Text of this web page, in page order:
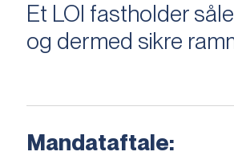
Et LOI fastholder
og dermed sikre
Mandataftale: